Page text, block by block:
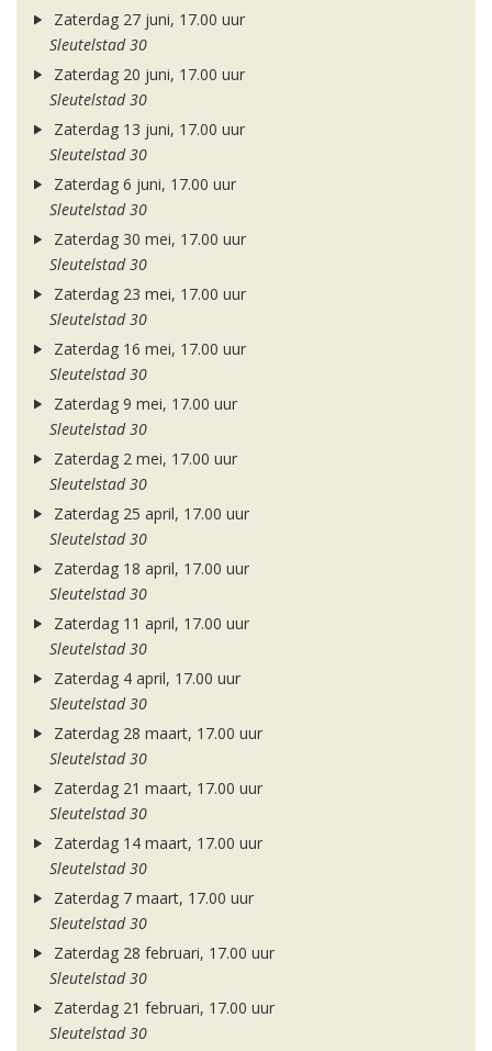
Zaterdag 27 juni, 17.00 uur
Sleutelstad 30
Zaterdag 20 juni, 17.00 uur
Sleutelstad 30
Zaterdag 13 juni, 17.00 uur
Sleutelstad 30
Zaterdag 6 juni, 17.00 uur
Sleutelstad 30
Zaterdag 30 mei, 17.00 uur
Sleutelstad 30
Zaterdag 23 mei, 17.00 uur
Sleutelstad 30
Zaterdag 16 mei, 17.00 uur
Sleutelstad 30
Zaterdag 9 mei, 17.00 uur
Sleutelstad 30
Zaterdag 2 mei, 17.00 uur
Sleutelstad 30
Zaterdag 25 april, 17.00 uur
Sleutelstad 30
Zaterdag 18 april, 17.00 uur
Sleutelstad 30
Zaterdag 11 april, 17.00 uur
Sleutelstad 30
Zaterdag 4 april, 17.00 uur
Sleutelstad 30
Zaterdag 28 maart, 17.00 uur
Sleutelstad 30
Zaterdag 21 maart, 17.00 uur
Sleutelstad 30
Zaterdag 14 maart, 17.00 uur
Sleutelstad 30
Zaterdag 7 maart, 17.00 uur
Sleutelstad 30
Zaterdag 28 februari, 17.00 uur
Sleutelstad 30
Zaterdag 21 februari, 17.00 uur
Sleutelstad 30